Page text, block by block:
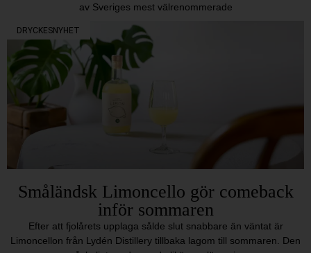
av Sveriges mest välrenommerade
DRYCKESNYHET
Småländsk Limoncello gör comeback
inför sommaren
Efter att fjolårets upplaga sålde slut snabbare än väntat är
Limoncellon från Lydén Distillery tillbaka lagom till sommaren. Den